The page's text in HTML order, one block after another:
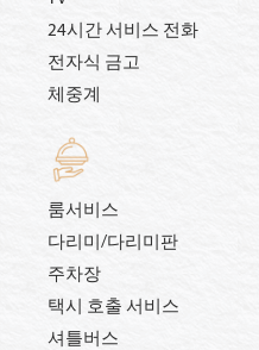
24시간 서비스 전화
전자식 금고
체중계
룸서비스
다리미/다리미판
주차장
택시 호출 서비스
셔틀버스